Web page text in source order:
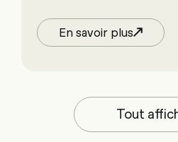
En savoir plus
Tout